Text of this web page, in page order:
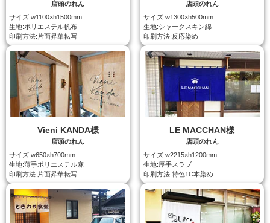
店頭のれん
サイズ:w1100×h1500mm
生地:ポリエステル帆布
印刷方法:片面昇華転写
店頭のれん
サイズ:w1300×h500mm
生地:シャークスキン綿
印刷方法:反応染め
Vieni KANDA様
店頭のれん
サイズ:w650×h700mm
生地:薄手ポリエステル麻
印刷方法:片面昇華転写
LE MACCHAN様
店頭のれん
サイズ:w2215×h1200mm
生地:厚手スラブ
印刷方法:特色1C本染め